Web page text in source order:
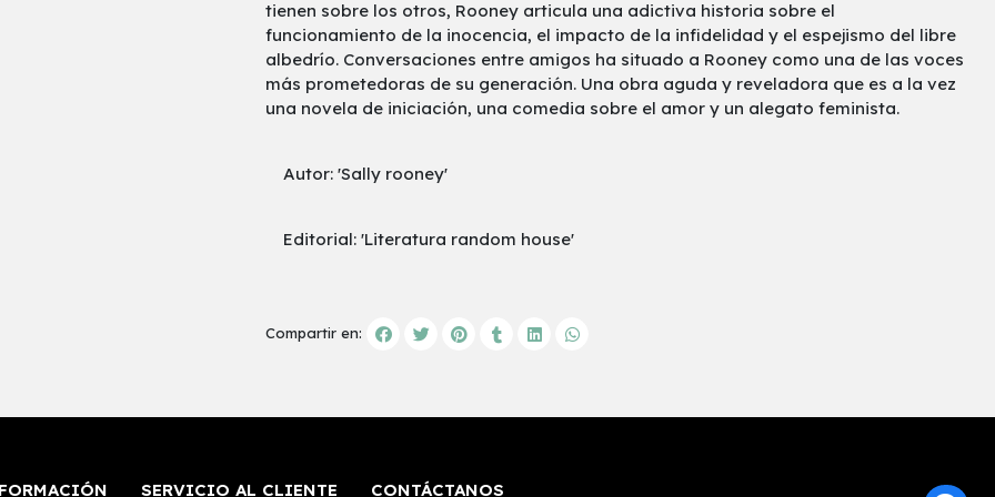
tienen sobre los otros, Rooney articula una adictiva historia sobre el
funcionamiento de la inocencia, el impacto de la infidelidad y el espejismo del libre
albedrío. Conversaciones entre amigos ha situado a Rooney como una de las voces
más prometedoras de su generación. Una obra aguda y reveladora que es a la vez
una novela de iniciación, una comedia sobre el amor y un alegato feminista.
Autor: 'Sally rooney'
Editorial: 'Literatura random house'
Compartir en:
SERVICIO AL CLIENTE CONTÁCTANOS